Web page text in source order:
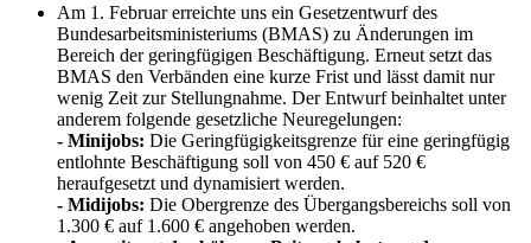
Am 1. Februar erreichte uns ein Gesetzentwurf des
Bundesarbeitsministeriums (BMAS) zu Änderungen im
Bereich der geringfügigen Beschäftigung. Erneut setzt das
BMAS den Verbänden eine kurze Frist und lässt damit nur
wenig Zeit zur Stellungnahme. Der Entwurf beinhaltet unter
anderem folgende gesetzliche Neuregelungen:
- Minijobs: Die Geringfügigkeitsgrenze für eine geringfügig
entlohnte Beschäftigung soll von 450 € auf 520 €
heraufgesetzt und dynamisiert werden.
- Midijobs: Die Obergrenze des Übergangsbereichs soll von
1.300 € auf 1.600 € angehoben werden.